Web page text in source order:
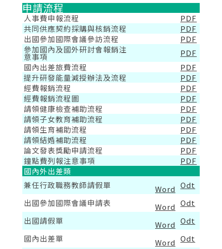
申請流程
人事費申報流程
PDF
共同供應契約採購與核銷流程
PDF
出國參加國際會議參訪流程
PDF
參加國內及國外研討會報銷注
意事項
PDF
國內出差旅費流程
PDF
提升研發能量減授辦法及流程
PDF
經費報銷流程
PDF
經費報銷流程圖
PDF
請領健康檢查補助流程
PDF
請領子女教育補助流程
PDF
請領生育補助流程
PDF
請領結婚補助流程
PDF
論文發表獎勵申請流程
PDF
鐘點費列報注意事項
PDF
國內外出差類
兼任行政職務教師請假單
Word Odt
出國參加國際會議申請表
Word Odt
出國請假單
Word Odt
國內出差單
Word Odt